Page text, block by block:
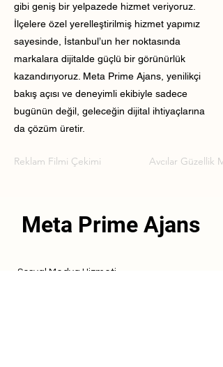
gibi geniş bir yelpazede hizmet veriyoruz.
İlçelere özel yerelleştirilmiş hizmet yapımız
sayesinde, İstanbul’un her noktasında
markalara dijitalde güçlü bir görünürlük
kazandırıyoruz. Meta Prime Ajans, yenilikçi
bakış açısı ve deneyimli ekibiyle sadece
bugünün değil, geleceğin dijital ihtiyaçlarına
da çözüm üretir.
Reklam Filmi Çekimi Avcılar Güzellik
Meta Prime Ajans
Sosyal Medya Hizmeti